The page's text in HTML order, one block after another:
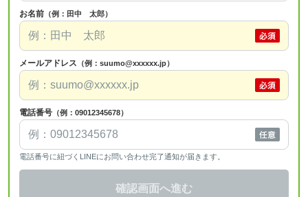
お名前 （例：田中 太郎）
メールアドレス （例：suumo@xxxxxx.jp）
電話番号 （例：09012345678）
電話番号に紐づくLINEにお問い合わせ完了通知が届きます。
確認画面へ進む